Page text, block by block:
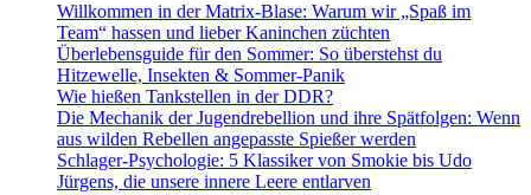
Willkommen in der Matrix-Blase: Warum wir „Spaß im
Team“ hassen und lieber Kaninchen züchten
Überlebensguide für den Sommer: So überstehst du
Hitzewelle, Insekten & Sommer-Panik
Wie hießen Tankstellen in der DDR?
Die Mechanik der Jugendrebellion und ihre Spätfolgen: Wenn
aus wilden Rebellen angepasste Spießer werden
Schlager-Psychologie: 5 Klassiker von Smokie bis Udo
Jürgens, die unsere innere Leere entlarven